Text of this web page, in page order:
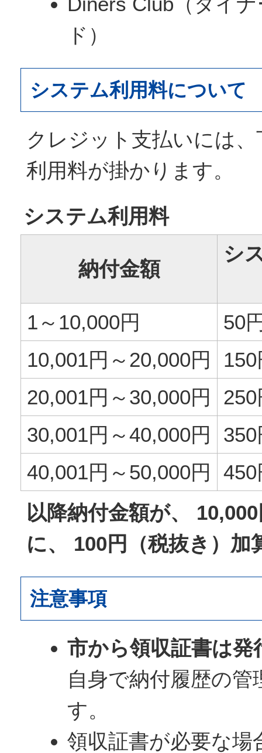
ド）
システム利用料について
クレジット支払いには
利用料が掛かります。
システム利用料
納付金額
シ
1～10,000円
50
10,001円～20,000円
150
20,001円～30,000円
250
30,001円～40,000円
350
40,001円～50,000円
450
以降納付金額が、
に、 100円（税抜き）加
注意事項
市から領収証書は発
自身で納付履歴の
す。
領収証書が必要な場